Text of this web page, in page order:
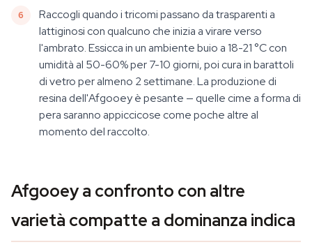
Raccogli quando i tricomi passano da trasparenti a
lattiginosi con qualcuno che inizia a virare verso
l'ambrato. Essicca in un ambiente buio a 18-21 °C con
umidità al 50-60% per 7-10 giorni, poi cura in barattoli
di vetro per almeno 2 settimane. La produzione di
resina dell'Afgooey è pesante — quelle cime a forma di
pera saranno appiccicose come poche altre al
momento del raccolto.
Afgooey a confronto con altre
varietà compatte a dominanza indica